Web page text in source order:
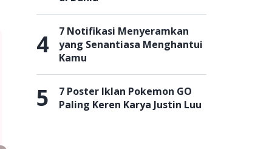
4
7 Notifikasi Menyeramkan
yang Senantiasa Menghantui
Kamu
5
7 Poster Iklan Pokemon GO
Paling Keren Karya Justin Luu